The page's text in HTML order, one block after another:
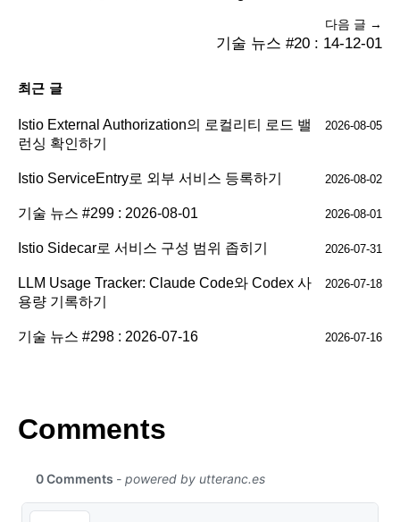
다음 글 →
기술 뉴스 #20 : 14-12-01
최근 글
Istio External Authorization의 로컬리티 로드 밸
런싱 확인하기
2026-08-05
Istio ServiceEntry로 외부 서비스 등록하기 2026-08-02
기술 뉴스 #299 : 2026-08-01 2026-08-01
Istio Sidecar로 서비스 구성 범위 좁히기 2026-07-31
LLM Usage Tracker: Claude Code와 Codex 사
용량 기록하기
2026-07-18
기술 뉴스 #298 : 2026-07-16 2026-07-16
Comments